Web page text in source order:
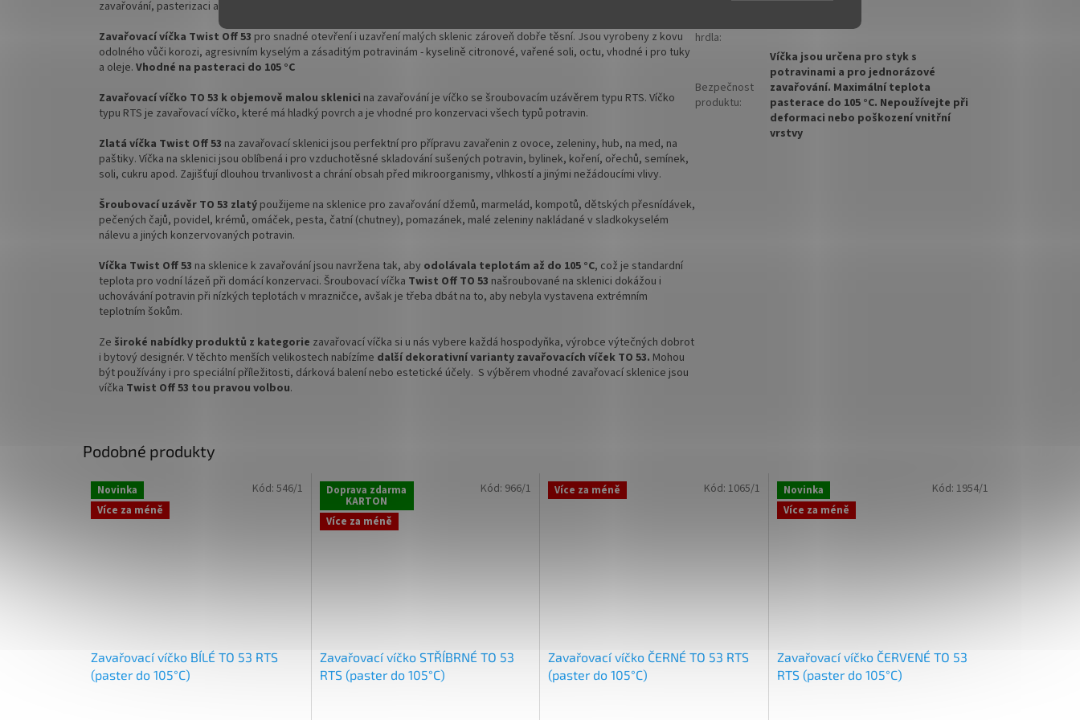
másla
✅Sklenice skladem a ihned k odeslání!
✅ Sklenice skladem a ihned k odeslání!
zavařování, pasterizaci a uchovávání potravin.
Zavařovací víčka Twist Off 53 pro snadné otevření i uzavření malých sklenic zároveň dobře těsní. Jsou vyrobeny z kovu
odolného vůči korozi, agresivním kyselým a zásaditým potravinám - kyselině citronové, vařené soli, octu, vhodné i pro tuky
a oleje. Vhodné na pasteraci do 105 °C
Zavařovací víčko TO 53 k objemově malou sklenici na zavařování je víčko se šroubovacím uzávěrem typu RTS. Víčko
typu RTS je zavařovací víčko, které má hladký povrch a je vhodné pro konzervaci všech typů potravin.
Zlatá víčka Twist Off 53 na zavařovací sklenici jsou perfektní pro přípravu zavařenin z ovoce, zeleniny, hub, na med, na
paštiky. Víčka na sklenici jsou oblíbená i pro vzduchotěsné skladování sušených potravin, bylinek, koření, ořechů, semínek,
soli, cukru apod. Zajišťují dlouhou trvanlivost a chrání obsah před mikroorganismy, vlhkostí a jinými nežádoucími vlivy.
Šroubovací uzávěr TO 53 zlatý použijeme na sklenice pro zavařování džemů, marmelád, kompotů, dětských přesnídávek,
pečených čajů, povidel, krémů, omáček, pesta, čatní (chutney), pomazánek, malé zeleniny nakládané v sladkokyselém
nálevu a jiných konzervovaných potravin.
Víčka Twist Off 53 na sklenice k zavařování jsou navržena tak, aby odolávala teplotám až do 105 °C, což je standardní
teplota pro vodní lázeň při domácí konzervaci. Šroubovací víčka Twist Off TO 53 našroubované na sklenici dokážou i
uchovávání potravin při nízkých teplotách v mrazničce, avšak je třeba dbát na to, aby nebyla vystavena extrémním
teplotním šokům.
Ze široké nabídky produktů z kategorie zavařovací víčka si u nás vybere každá hospodyňka, výrobce výtečných dobrot
i bytový designér. V těchto menších velikostech nabízíme další dekorativní varianty zavařovacích víček TO 53. Mohou
být používány i pro speciální příležitosti, dárková balení nebo estetické účely. S výběrem vhodné zavařovací sklenice jsou
víčka Twist Off 53 tou pravou volbou.
hrdla:
Bezpečnost
produktu:
Víčka jsou určena pro styk s
potravinami a pro jednorázové
zavařování. Maximální teplota
pasterace do 105 °C. Nepoužívejte při
deformaci nebo poškození vnitřní
vrstvy
Podobné produkty
Novinka
Více za méně
Zavařovací víčko BÍLÉ TO 53 RTS
(paster do 105°C)
Kód: 546/1 Doprava zdarma
KARTON
Více za méně
Zavařovací víčko STŘÍBRNÉ TO 53
RTS (paster do 105°C)
Kód: 966/1 Více za méně
Zavařovací víčko ČERNÉ TO 53 RTS
(paster do 105°C)
Kód: 1065/1
Novinka
Více za méně
Zavařovací víčko ČERVENÉ TO 53
RTS (paster do 105°C)
Kód: 1954/1